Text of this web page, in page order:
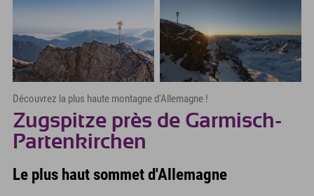
Découvrez la plus haute montagne d'Allemagne !
Zugspitze près de Garmisch-
Partenkirchen
Le plus haut sommet d'Allemagne